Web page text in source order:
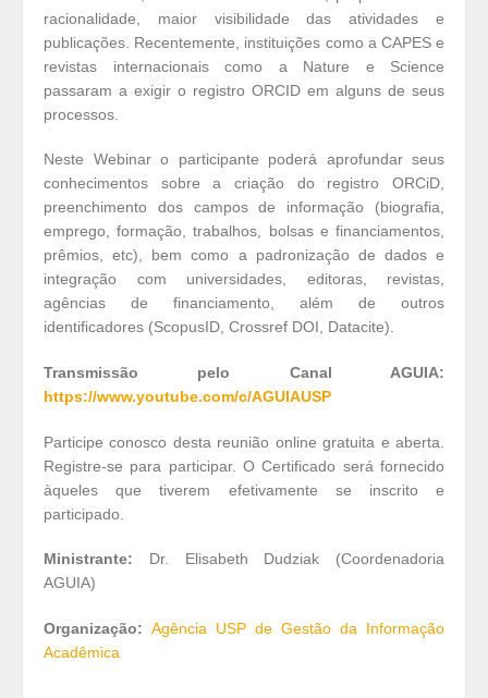
racionalidade, maior visibilidade das atividades e
publicações. Recentemente, instituições como a CAPES e
revistas internacionais como a Nature e Science
passaram a exigir o registro ORCID em alguns de seus
processos.
Neste Webinar o participante poderá aprofundar seus
conhecimentos sobre a criação do registro ORCiD,
preenchimento dos campos de informação (biografia,
emprego, formação, trabalhos, bolsas e financiamentos,
prêmios, etc), bem como a padronização de dados e
integração com universidades, editoras, revistas,
agências de financiamento, além de outros
identificadores (ScopusID, Crossref DOI, Datacite).
Transmissão pelo Canal AGUIA:
https://www.youtube.com/c/AGUIAUSP
Participe conosco desta reunião online gratuita e aberta.
Registre-se para participar. O Certificado será fornecido
àqueles que tiverem efetivamente se inscrito e
participado.
Ministrante: Dr. Elisabeth Dudziak (Coordenadoria
AGUIA)
Organização: Agência USP de Gestão da Informação
Acadêmica